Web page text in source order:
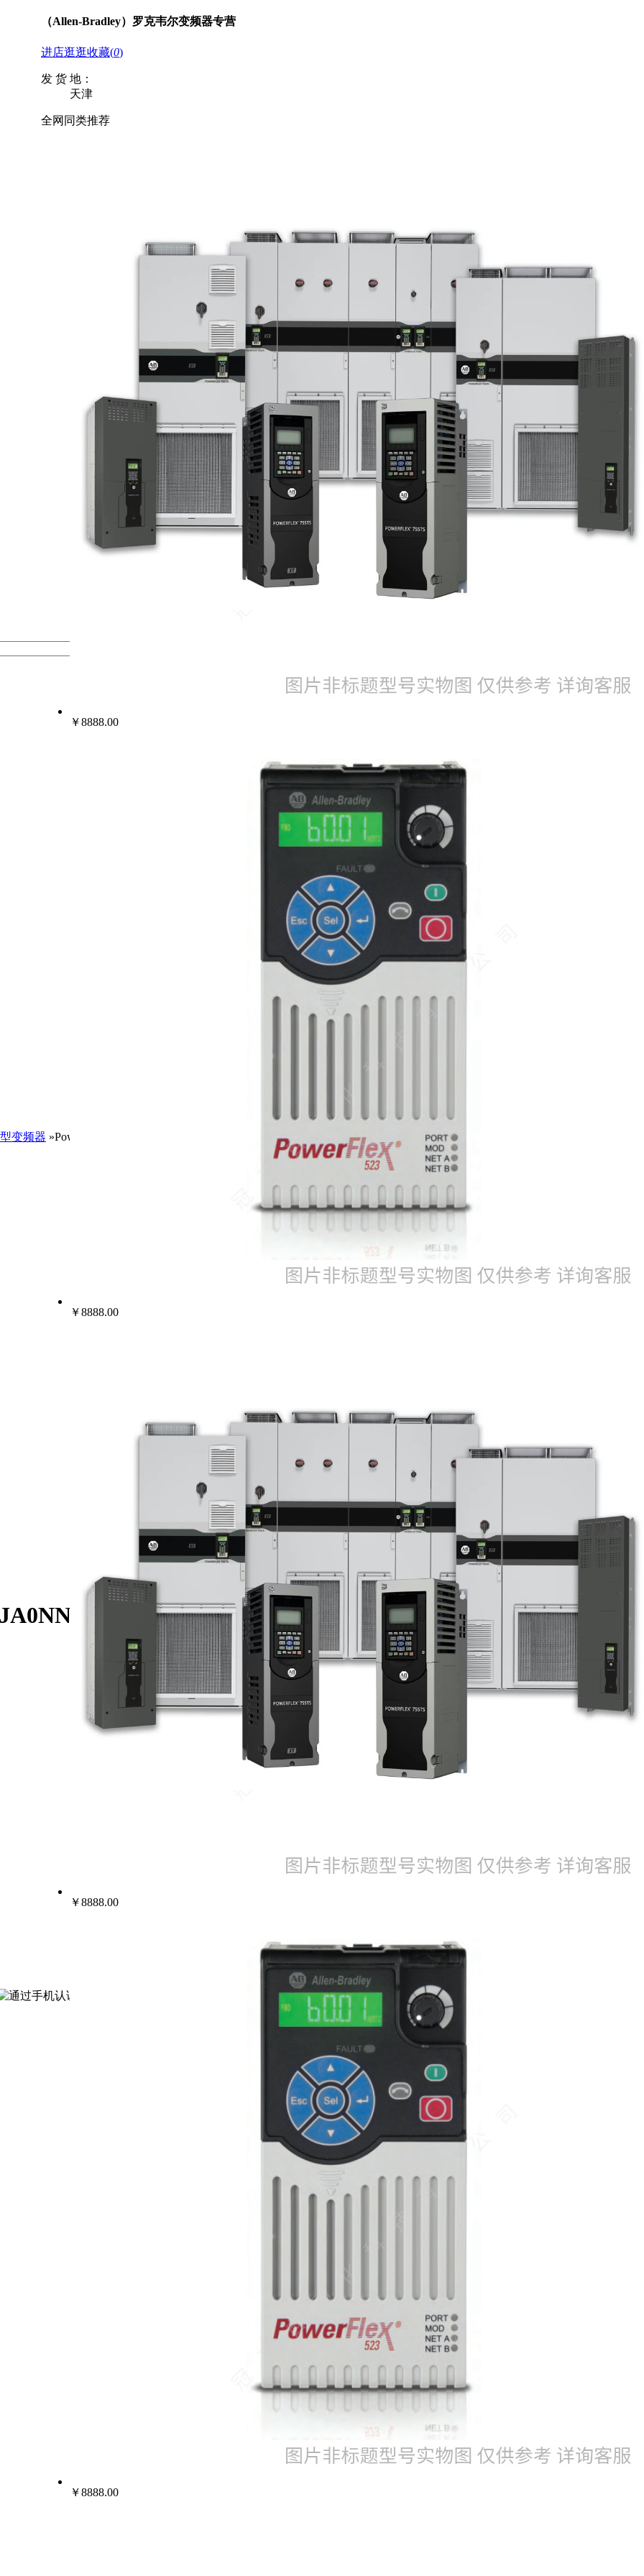
变频器 »PowerFlex753系列20F11NC5P0JA0NNNNN/AB罗克韦尔变频器
AB罗克韦尔变频器
（Allen-Bradley）罗克韦尔变频器专营
进店逛逛收藏(0)
发 货 地：
天津
全网同类推荐
￥8888.00
￥8888.00
￥8888.00
￥8888.00
[诚信档案]